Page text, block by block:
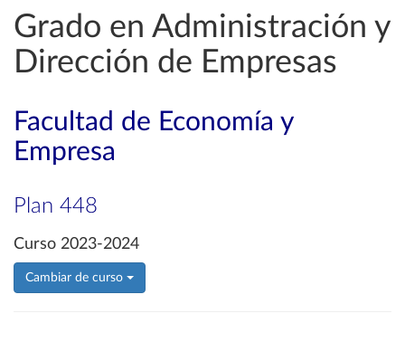
Grado en Administración y
Dirección de Empresas
Facultad de Economía y
Empresa
Plan 448
Curso 2023-2024
Cambiar de curso